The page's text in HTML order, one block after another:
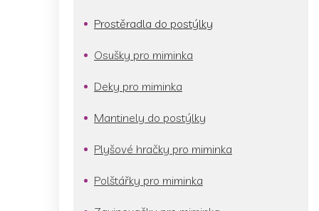
Prostěradla do postýlky
Osušky pro miminka
Deky pro miminka
Mantinely do postýlky
Plyšové hračky pro miminka
Polštářky pro miminka